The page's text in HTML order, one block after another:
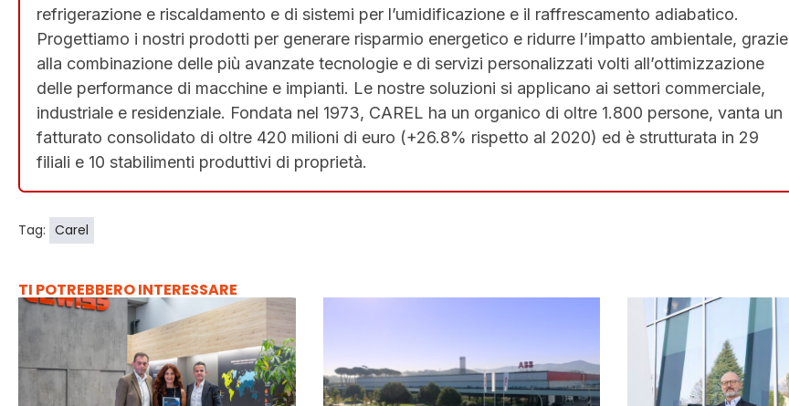
refrigerazione e riscaldamento e di sistemi per l’umidificazione e il raffrescamento adiabatico.
Progettiamo i nostri prodotti per generare risparmio energetico e ridurre l’impatto ambientale, grazie
alla combinazione delle più avanzate tecnologie e di servizi personalizzati volti all’ottimizzazione
delle performance di macchine e impianti. Le nostre soluzioni si applicano ai settori commerciale,
industriale e residenziale. Fondata nel 1973, CAREL ha un organico di oltre 1.800 persone, vanta un
fatturato consolidato di oltre 420 milioni di euro (+26.8% rispetto al 2020) ed è strutturata in 29
filiali e 10 stabilimenti produttivi di proprietà.
Tag: Carel
TI POTREBBERO INTERESSARE